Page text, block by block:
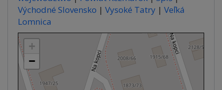
Východné Slovensko | Vysoké Tatry | Veľká
Lomnica
+
−